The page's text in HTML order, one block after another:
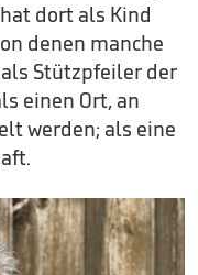
dort als Kind
denen manche
Stützpfeiler der
einen Ort, an
werden; als eine